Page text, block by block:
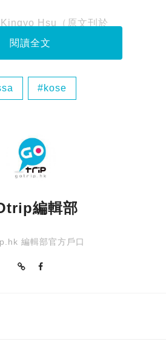
Hsu（原文刊於
閱讀全文
kose
編輯部
編輯部官方戶口